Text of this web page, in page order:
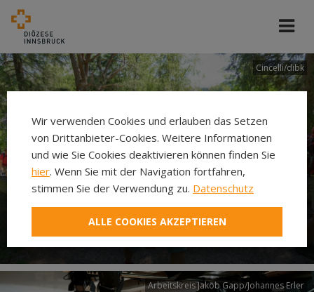
Cincelli/dibk
Neuer Pilgerweg Via
Laudato si’
Arbeitskreis Jakob Gapp/Johannes Erler
Wir verwenden Cookies und erlauben das Setzen
von Drittanbieter-Cookies. Weitere Informationen
und wie Sie Cookies deaktivieren können finden Sie
hier. Wenn Sie mit der Navigation fortfahren,
stimmen Sie der Verwendung zu. Datenschutz
ALLE COOKIES AKZEPTIEREN